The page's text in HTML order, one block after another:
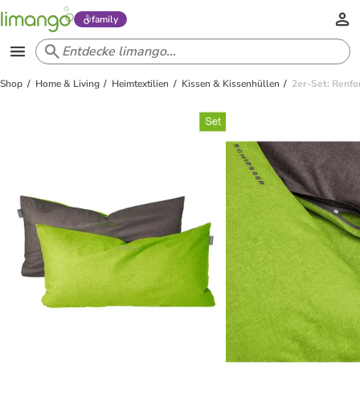
family
Shop Home & Living Heimtextilien Kissen & Kissenhüllen 2er-Set: